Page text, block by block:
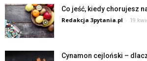
Co jeść, kiedy chorujesz
Redakcja 3pytania.pl - 19
Cynamon cejloński –